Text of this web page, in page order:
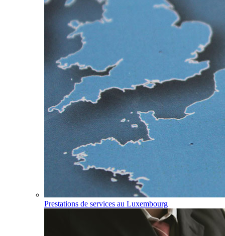
Prestations de services au Luxembourg